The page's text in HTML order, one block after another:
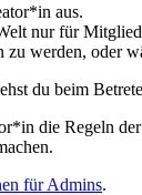
aus.
nur für
zu werden, oder
du beim
die Regeln
für Admins.